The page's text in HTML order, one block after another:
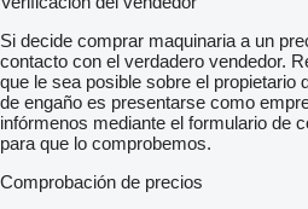
Si decide comprar maquinaria a un
contacto con el verdadero vendedor.
que le sea posible sobre el propietario
de engaño es presentarse como
infórmenos mediante el formulario de
para que lo comprobemos.
Comprobación de precios